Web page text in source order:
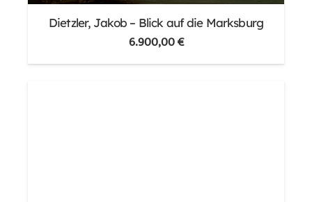
Dietzler, Jakob – Blick auf die Marksburg
6.900,00€